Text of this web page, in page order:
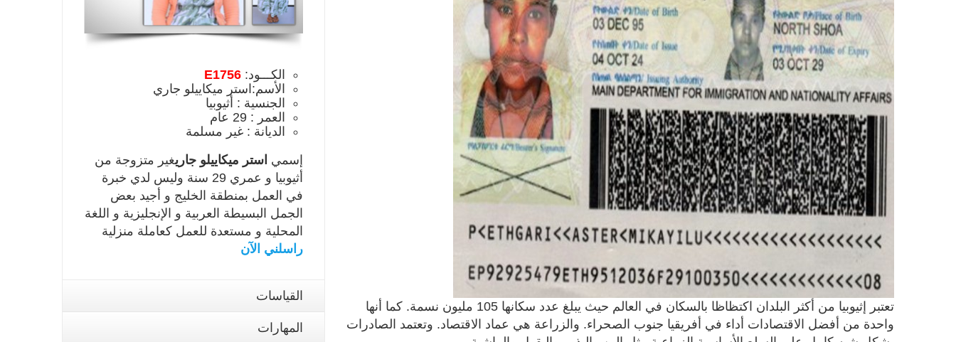
الكـــود: E1756
الأسم:استر ميكاييلو جاري
الجنسية : أثيوبيا
العمر : 29 عام
الديانة : غير مسلمة
إسمي استر ميكاييلو جاريغير متزوجة من
أثيوبيا و عمري 29 سنة وليس لدي خبرة
في العمل بمنطقة الخليج و أجيد بعض
الجمل البسيطة العربية و الإنجليزية و اللغة
المحلية و مستعدة للعمل كعاملة منزلية
راسلني الآن
القياسات
المهارات
تعتبر إثيوبيا من أكثر البلدان اكتظاظا بالسكان في العالم حيث يبلغ عدد سكانها 105 مليون نسمة. كما أنها
واحدة من أفضل الاقتصادات أداء في أفريقيا جنوب الصحراء. والزراعة هي عماد الاقتصاد. وتعتمد الصادرات